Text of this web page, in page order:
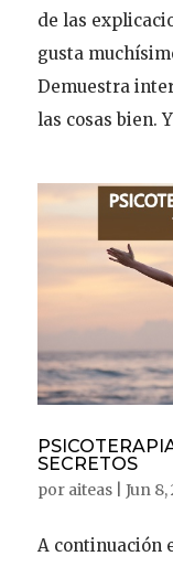
de las
gusta
Demuestra
las cosas bien.
SECRETOS
por aiteas| Jun 8,
A continuación